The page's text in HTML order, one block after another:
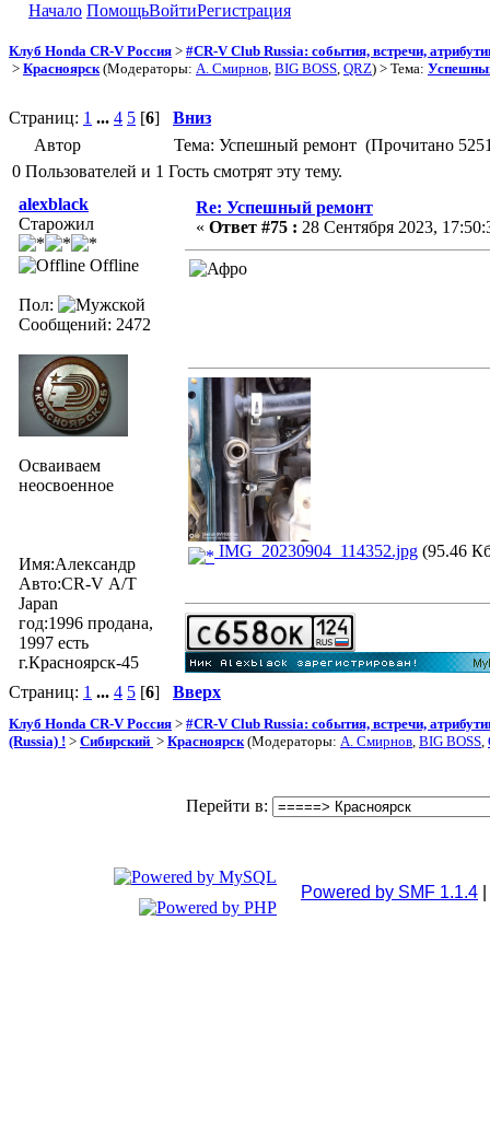
Начало ПомощьВойтиРегистрация
Клуб Honda CR-V Россия > #CR-V Club Russia: события, встречи,
> Красноярск (Модераторы: А. Смирнов BIG BOSS QRZ) > Тема:
Страниц: 1 ... 4 5 [6] Вниз
Автор
Тема: Успешный ремонт (Прочитано
0 Пользователей и 1 Гость смотрят эту тему.
alexblack
Старожил
Offline
Пол:
Сообщений: 2472
Осваиваем
неосвоенное
Имя:Александр
Авто:CR-V А/Т
Japan
год:1996 продана,
1997 есть
г.Красноярск-45
Re: Успешный ремонт
« Ответ #75 : 28 Сентября 2023,
IMG_20230904_114352.jpg (95.46
Страниц: 1 ... 4 5 [6] Вверх
Клуб Honda CR-V Россия > #CR-V Club Russia: события, встречи,
(Russia) ! > Сибирский > Красноярск(Модераторы: А. Смирнов, BIG BOSS,
Перейти в:
Powered by SMF 1.1.4